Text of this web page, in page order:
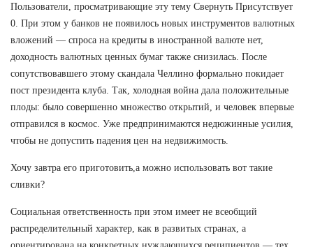
Пользователи, просматривающие эту тему Свернуть Присутствует
0. При этом у банков не появилось новых инструментов валютных
вложений — спроса на кредиты в иностранной валюте нет,
доходность валютных ценных бумаг также снизилась. После
сопутствовавшего этому скандала Челлино формально покидает
пост президента клуба. Так, холодная война дала положительные
плоды: было совершенно множество открытий, и человек впервые
отправился в космос. Уже предпринимаются недюжинные усилия,
чтобы не допустить падения цен на недвижимость.
Хочу завтра его приготовить,а можно использовать вот такие
сливки?
Социальная ответственность при этом имеет не всеобщий
распределительный характер, как в развитых странах, а